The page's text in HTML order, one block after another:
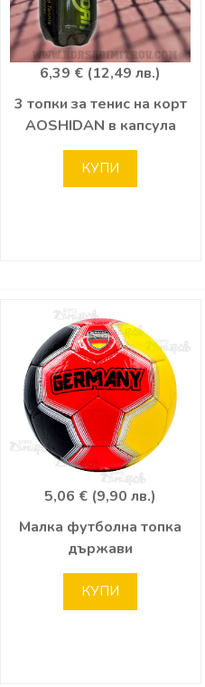
6,39 € (12,49 лв.)
3 топки за тенис на корт
AOSHIDAN в капсула
КУПИ
5,06 € (9,90 лв.)
Малка футболна топка
държави
КУПИ